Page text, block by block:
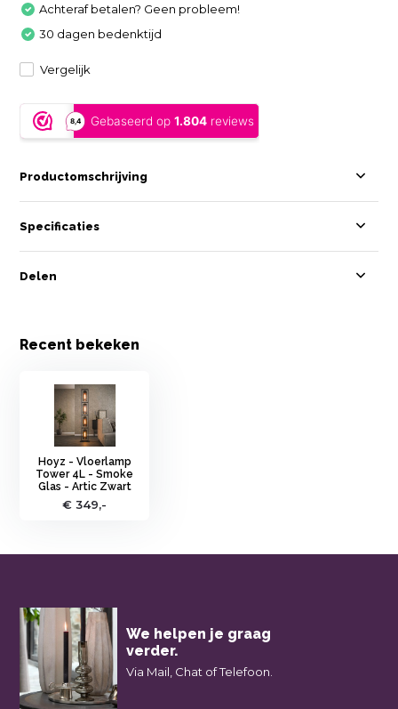
Achteraf betalen? Geen probleem!
30 dagen bedenktijd
Vergelijk
Productomschrijving
Specificaties
Delen
Recent bekeken
Hoyz - Vloerlamp
Tower 4L - Smoke
Glas - Artic Zwart
€ 349,-
We helpen je graag
verder.
Via Mail, Chat of Telefoon.